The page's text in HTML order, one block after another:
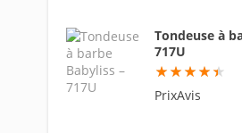
Tondeuse à
717U
89
PrixAvis